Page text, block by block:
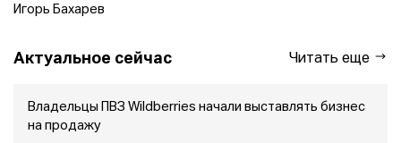
Игорь Бахарев
Актуальное сейчас Читать еще
Владельцы ПВЗ Wildberries начали выставлять бизнес
на продажу